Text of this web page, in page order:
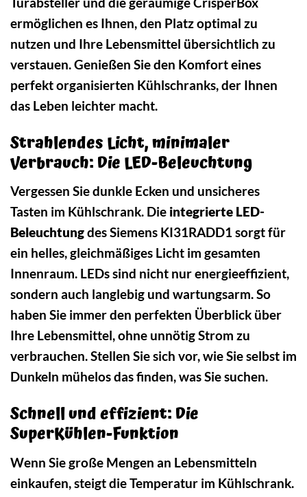
ermöglichen es Ihnen, den Platz optimal zu
nutzen und Ihre Lebensmittel übersichtlich zu
verstauen. Genießen Sie den Komfort eines
perfekt organisierten Kühlschranks, der Ihnen
das Leben leichter macht.
Strahlendes Licht, minimaler
Verbrauch: Die LED-Beleuchtung
Vergessen Sie dunkle Ecken und unsicheres
Tasten im Kühlschrank. Die integrierte LED-
Beleuchtungdes Siemens KI31RADD1 sorgt für
ein helles, gleichmäßiges Licht im gesamten
Innenraum. LEDs sind nicht nur energieeffizient,
sondern auch langlebig und wartungsarm. So
haben Sie immer den perfekten Überblick über
Ihre Lebensmittel, ohne unnötig Strom zu
verbrauchen. Stellen Sie sich vor, wie Sie selbst im
Dunkeln mühelos das finden, was Sie suchen.
Schnell und effizient: Die
SuperKühlen-Funktion
Wenn Sie große Mengen an Lebensmitteln
einkaufen, steigt die Temperatur im Kühlschrank.